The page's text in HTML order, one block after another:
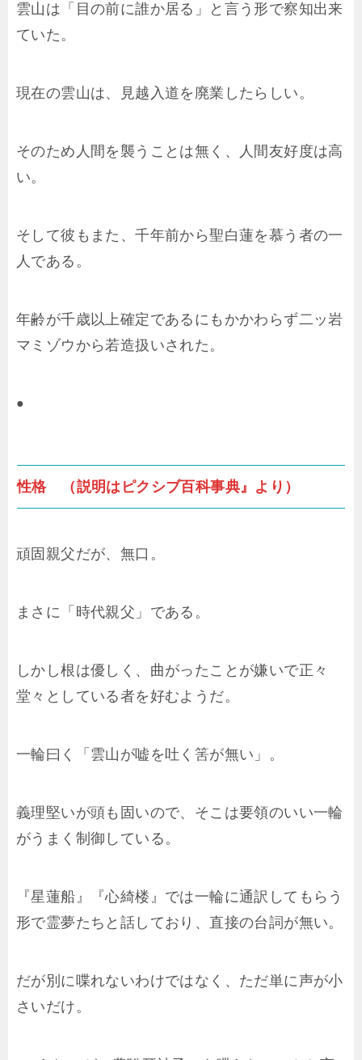
雲山は「目の前に誰か居る」と言う形で察知出来
ていた。
現在の雲山は、見越入道を廃業したらしい。
そのため人間を襲うことは無く、人間友好度は高
い。
そして彼もまた、千年前から聖白蓮を慕う者の一
人である。
年齢が千歳以上確定であるにもかかわらず二ッ岩
マミゾウから若造扱いされた。
●
性格 （説明はピクシブ百科事典』より）
頑固親父だが、無口。
まさに「時代親父」である。
しかし根は優しく、曲がったことが嫌いで正々
堂々としている者を好むようだ。
一輪曰く「雲山が嘘を吐く筈が無い」。
義理堅いが頭も固いので、そこは要領のいい一輪
がうまく制御している。
『星蓮船』『心綺楼』では一輪に通訳してもらう
形で霊夢たちと話しており、直接の台詞が無い。
だが別に喋れないわけではなく、ただ単に声が小
さいだけ。